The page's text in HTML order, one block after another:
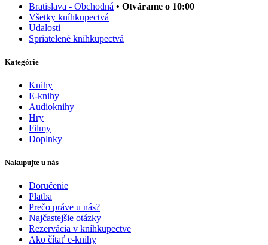
Bratislava - Obchodná • Otvárame o 10:00
Všetky kníhkupectvá
Udalosti
Spriatelené kníhkupectvá
Kategórie
Knihy
E-knihy
Audioknihy
Hry
Filmy
Doplnky
Nakupujte u nás
Doručenie
Platba
Prečo práve u nás?
Najčastejšie otázky
Rezervácia v kníhkupectve
Ako čítať e-knihy